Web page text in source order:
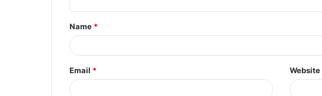
t
*
Name *
Email * Website